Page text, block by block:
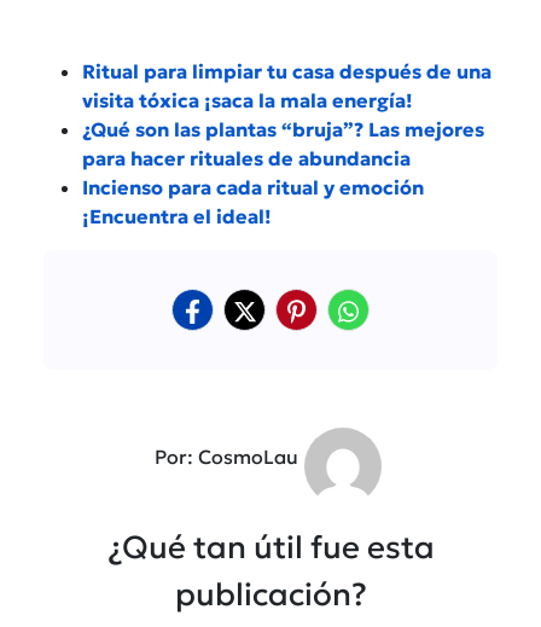
Ritual para limpiar tu casa después de una
visita tóxica ¡saca la mala energía!
¿Qué son las plantas “bruja”? Las mejores
para hacer rituales de abundancia
Incienso para cada ritual y emoción
¡Encuentra el ideal!
Por: CosmoLau
¿Qué tan útil fue esta
publicación?